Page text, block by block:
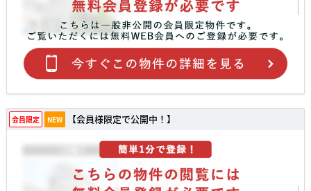
会員限定 NEW 【会員様限定で公開中！】